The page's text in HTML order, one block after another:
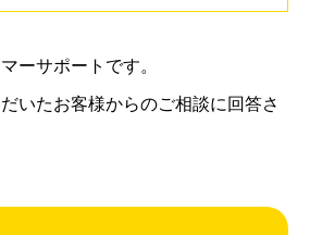
ーサポートです。
いたお客様からのご相談に回答さ